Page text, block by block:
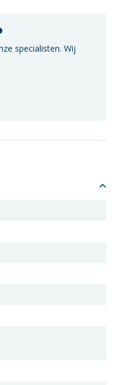
specialisten. Wij